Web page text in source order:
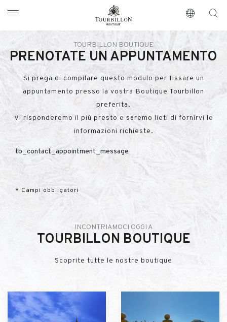
https://www.tourbillon.com/index.php/it
TOURBILLON BOUTIQUE
PRENOTATE UN APPUNTAMENTO
Si prega di compilare questo modulo per fissare un
appuntamento presso la vostra Boutique Tourbillon
preferita.
Vi risponderemo il più presto e saremo lieti di fornirvi le
informazioni richieste.
tb_contact_appointment_message
* Campi obbligatori
INCONTRIAMOCI OGGI A
TOURBILLON BOUTIQUE
Scoprite tutte le nostre boutique